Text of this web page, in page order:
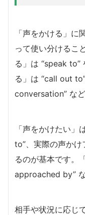
「声をかける」に
って使い分けるこ
る」は “speak to”
る」は “call out
conversation” など
「声をかけたい
to”、実際の声かけ
るのが基本です。
approached by”
相手や状況に応じ